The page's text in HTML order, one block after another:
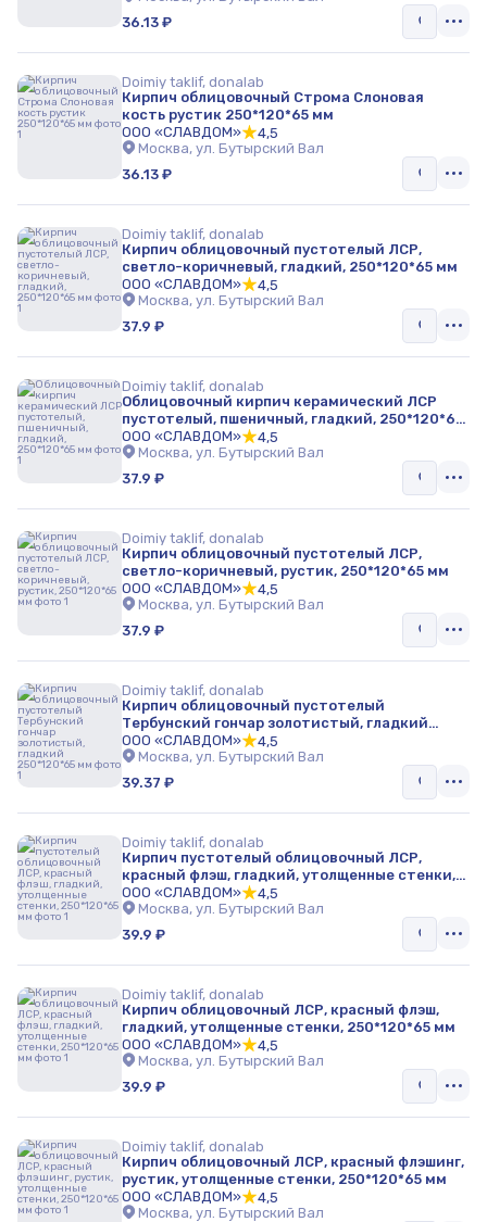
36.13 ₽
Doimiy taklif, donalab
Кирпич облицовочный Строма Слоновая
кость рустик 250*120*65 мм
ООО «СЛАВДОМ»
4,5
Москва, ул. Бутырский Вал
36.13 ₽
Doimiy taklif, donalab
Кирпич облицовочный пустотелый ЛСР,
светло-коричневый, гладкий, 250*120*65 мм
ООО «СЛАВДОМ»
4,5
Москва, ул. Бутырский Вал
37.9 ₽
Doimiy taklif, donalab
Облицовочный кирпич керамический ЛСР
пустотелый, пшеничный, гладкий, 250*120*65
мм
ООО «СЛАВДОМ»
4,5
Москва, ул. Бутырский Вал
37.9 ₽
Doimiy taklif, donalab
Кирпич облицовочный пустотелый ЛСР,
светло-коричневый, рустик, 250*120*65 мм
ООО «СЛАВДОМ»
4,5
Москва, ул. Бутырский Вал
37.9 ₽
Doimiy taklif, donalab
Кирпич облицовочный пустотелый
Тербунский гончар золотистый, гладкий
250*120*65 мм
ООО «СЛАВДОМ»
4,5
Москва, ул. Бутырский Вал
39.37 ₽
Doimiy taklif, donalab
Кирпич пустотелый облицовочный ЛСР,
красный флэш, гладкий, утолщенные стенки,
250*120*65 мм
ООО «СЛАВДОМ»
4,5
Москва, ул. Бутырский Вал
39.9 ₽
Doimiy taklif, donalab
Кирпич облицовочный ЛСР, красный флэш,
гладкий, утолщенные стенки, 250*120*65 мм
ООО «СЛАВДОМ»
4,5
Москва, ул. Бутырский Вал
39.9 ₽
Doimiy taklif, donalab
Кирпич облицовочный ЛСР, красный флэшинг,
рустик, утолщенные стенки, 250*120*65 мм
ООО «СЛАВДОМ»
4,5
Москва, ул. Бутырский Вал